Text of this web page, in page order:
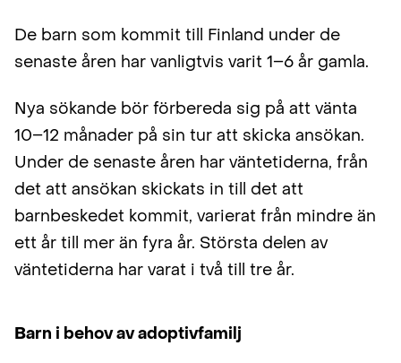
De barn som kommit till Finland under de
senaste åren har vanligtvis varit 1–6 år gamla.
Nya sökande bör förbereda sig på att vänta
10–12 månader på sin tur att skicka ansökan.
Under de senaste åren har väntetiderna, från
det att ansökan skickats in till det att
barnbeskedet kommit, varierat från mindre än
ett år till mer än fyra år. Största delen av
väntetiderna har varat i två till tre år.
Barn i behov av adoptivfamilj